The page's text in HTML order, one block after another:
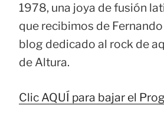
1978, una joya de fusión
que recibimos de
blog dedicado al rock de
de Altura.
Clic AQUÍ para bajar el